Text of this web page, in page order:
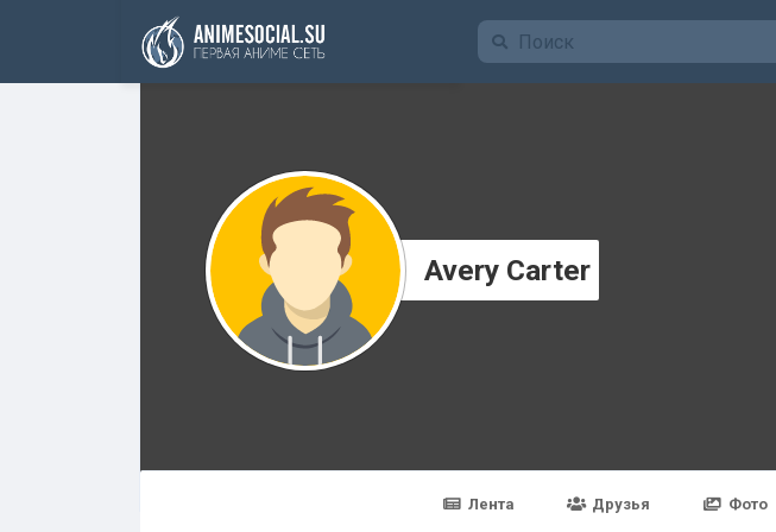
Funding
Avery Carter
Лента Друзья Фото